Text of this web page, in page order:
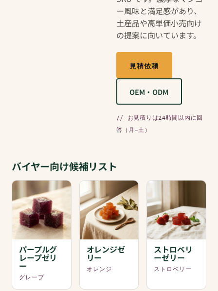
ー風味と満足感があり、
土産品や高単価小売向け
の提案に向いています。
見積依頼
OEM・ODM
// お見積りは24時間以内に回
答（月–土）
バイヤー向け候補リスト
パープルグ
レープゼリ
ー
グレープ
オレンジゼ
リー
オレンジ
ストロベリ
ーゼリー
ストロベリー